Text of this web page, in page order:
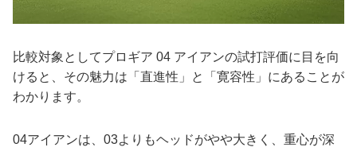
比較対象としてプロギア 04 アイアンの試打評価に目を向
けると、その魅力は「直進性」と「寛容性」にあることが
わかります。
04アイアンは、03よりもヘッドがやや大きく、重心が深